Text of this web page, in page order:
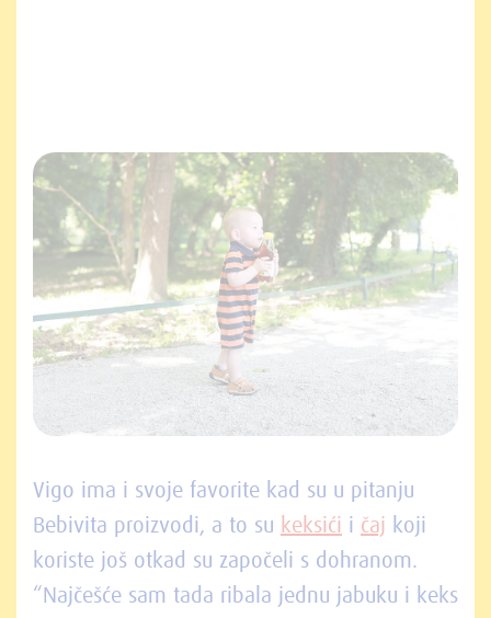
Vigo ima i svoje favorite kad su u pitanju
Bebivita proizvodi, a to su keksići i čaj koji
koriste još otkad su započeli s dohranom.
“Najčešće sam tada ribala jednu jabuku i keks